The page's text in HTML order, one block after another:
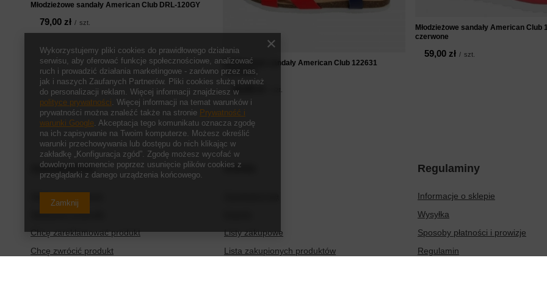
Młodzieżowe sandały American Club DRL-120GY
79,00 zł / szt.
Młodzieżowe sandały American Club 122631
czerwone
45,00 zł
Młodzieżowe sandały American Club
czerwone
59,00 zł / szt.
Zamówienia
Status zamówienia
Śledzenie przesyłki
Chcę zareklamować produkt
Chcę zwrócić produkt
Konto
Listy zakupowe
Lista zakupionych produktów
Regulaminy
Informacje o sklepie
Wysyłka
Sposoby płatności i prowizje
Regulamin
Wykorzystujemy pliki cookies do prawidłowego działania
serwisu, aby oferować funkcje społecznościowe, analizować
ruch i prowadzić działania marketingowe - zarówno przez nas,
jak i naszych Zaufanych Partnerów. Pliki cookies służą również
do personalizacji reklam. Więcej informacji znajdziesz w
polityce prywatności. Więcej informacji na temat warunków i
prywatności można znaleźć także na stronie Prywatność i
warunki Google. Akceptacja tego komunikatu oznacza zgodę
na ich zapisywanie na Twoim komputerze. Możesz określić
warunki przechowywania lub dostępu do nich klikając w
zakładkę „Konfiguracja zgód”. Zgodę możesz wycofać w
dowolnym momencie poprzez usunięcie plików cookies z
przeglądarki z danego urządzenia końcowego.
Zamknij